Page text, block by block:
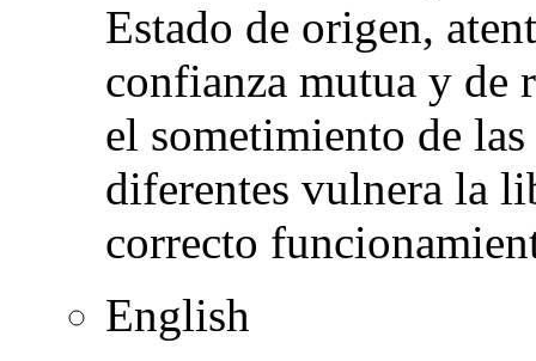
Estado de origen,
confianza mutua y de
el sometimiento de
diferentes vulnera la
correcto
English